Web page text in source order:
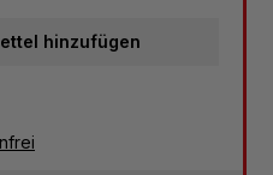
hinzufügen